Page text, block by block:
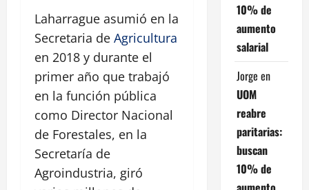
Laharrague asumió en la
Secretaria de Agricultura
en 2018 y durante el
primer año que trabajó
en la función pública
como Director Nacional
de Forestales, en la
Secretaría de
Agroindustria, giró
10% de
aumento
salarial
Jorge en
UOM
reabre
paritarias:
buscan
10% de